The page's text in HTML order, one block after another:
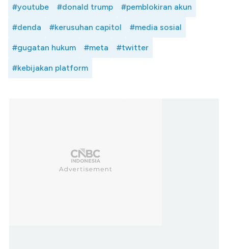
#youtube #donald trump #pemblokiran akun
#denda #kerusuhan capitol #media sosial
#gugatan hukum #meta #twitter
#kebijakan platform